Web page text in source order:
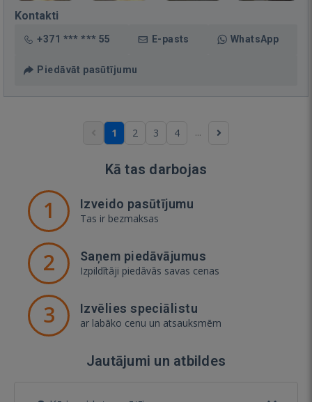
Kontakti
+371 *** *** 55 E-pasts WhatsApp
Piedāvāt pasūtījumu
1 2 3 4 ...
Kā tas darbojas
1 Izveido pasūtījumu
Tas ir bezmaksas
2 Saņem piedāvājumus
Izpildītāji piedāvās savas cenas
3 Izvēlies speciālistu
ar labāko cenu un atsauksmēm
Jautājumi un atbildes